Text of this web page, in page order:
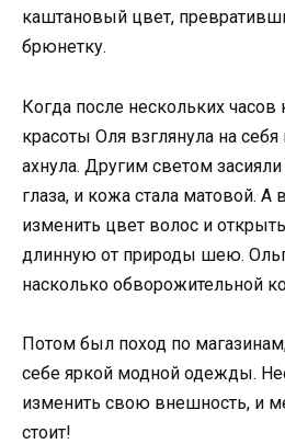
каштановый цвет,
брюнетку.
Когда после нескольких часов
красоты Оля взглянула на себя
ахнула. Другим светом
глаза, и кожа стала матовой. А
изменить цвет волос и
длинную от природы шею.
насколько обворожительной
Потом был поход по
себе яркой модной одежды.
изменить свою внешность, и
стоит!